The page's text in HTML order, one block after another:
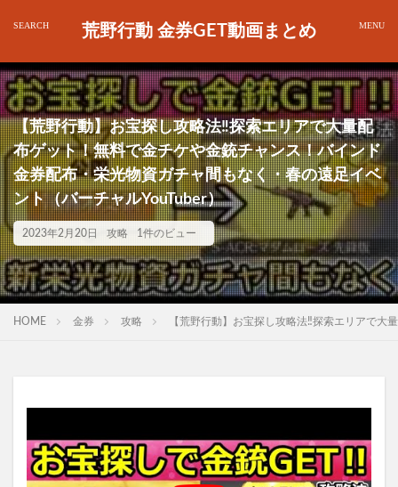
荒野行動 金券GET動画まとめ
【荒野行動】お宝探し攻略法‼探索エリアで大量配
布ゲット！無料で金チケや金銃チャンス！バインド
金券配布・栄光物資ガチャ間もなく・春の遠足イベ
ント（バーチャルYouTuber）
2023年2月20日 攻略 1件のビュー
HOME 金券 攻略 【荒野行動】お宝探し攻略法‼探索エリアで大